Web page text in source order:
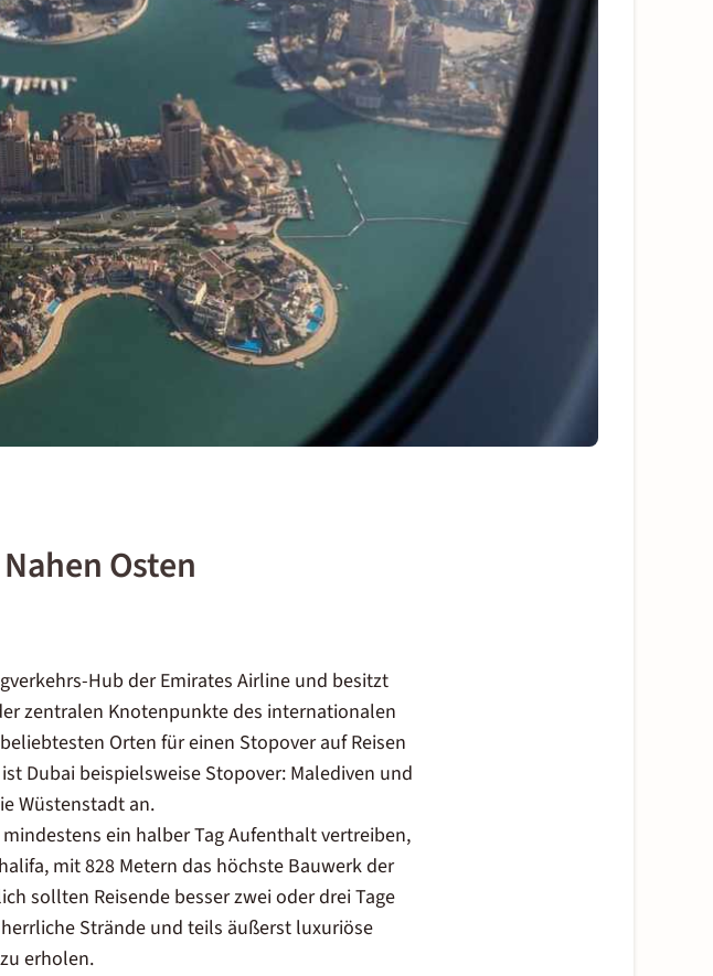
Osten
Hub der Emirates Airline und besitzt
zentralen Knotenpunkte des internationalen
Orten für einen Stopover auf Reisen
Dubai beispielsweise Stopover: Malediven und
Wüstenstadt an.
ein halber Tag Aufenthalt vertreiben,
mit 828 Metern das höchste Bauwerk der
sollten Reisende besser zwei oder drei Tage
Strände und teils äußerstluxuriöse
erholen.